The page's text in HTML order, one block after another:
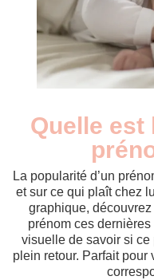
Quelle est
La popularité d’un
et sur ce qui plaît chez
graphique,
prénom ces
visuelle de savoir si ce
plein retour. Parfait pour
Popularité du
prénom Keira par
Année
Nouveaux-
nés
2010
10
2011
9
2013
5
2014
6